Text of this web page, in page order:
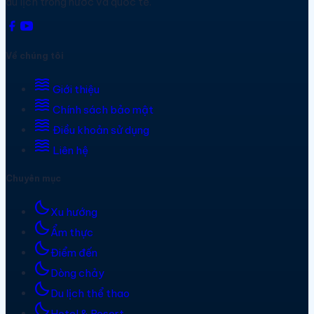
Về chúng tôi
waves Giới thiệu
waves Chính sách bảo mật
waves Điều khoản sử dụng
waves Liên hệ
Chuyên mục
bedtimeXu hướng
bedtimeẨm thực
bedtimeĐiểm đến
bedtimeDòng chảy
bedtimeDu lịch thể thao
bedtime